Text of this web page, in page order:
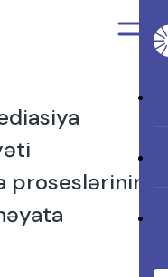
proseslərinin